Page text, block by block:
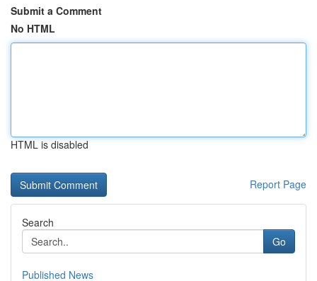
Submit a Comment
No HTML
HTML is disabled
Report Page
Search
Go
Published News